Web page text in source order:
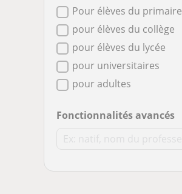
Pour élèves du primaire
pour élèves du collège
pour élèves du lycée
pour universitaires
pour adultes
Fonctionnalités avancés